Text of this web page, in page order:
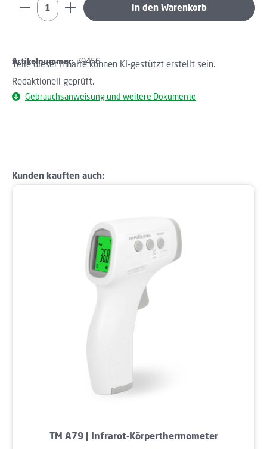
In den Warenkorb
Artikelnummer:79456
Teile dieser Inhalte können KI-gestützt erstellt sein.
Redaktionell geprüft.
Gebrauchsanweisung und weitere Dokumente
Produktgalerie überspringen
Kunden kauften auch:
TM A79 | Infrarot-Körperthermometer